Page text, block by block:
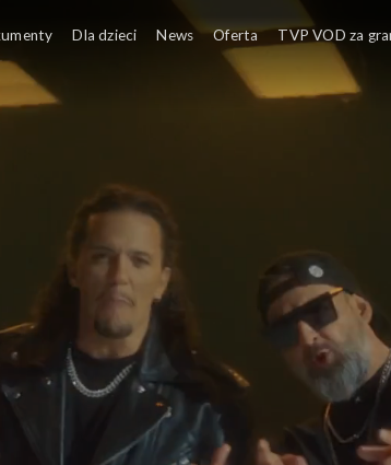
Dla dzieci News Oferta TVP VOD za